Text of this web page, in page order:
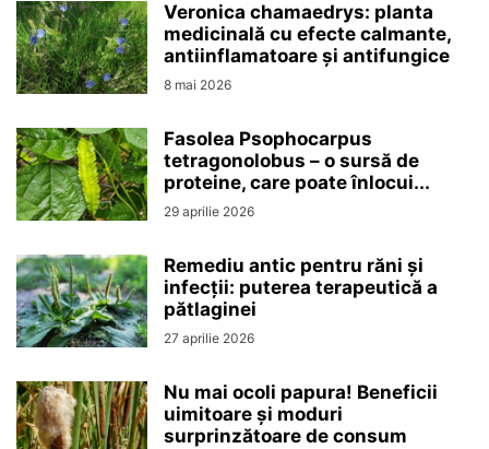
Veronica chamaedrys: planta
medicinală cu efecte calmante,
antiinflamatoare și antifungice
8 mai 2026
Fasolea Psophocarpus
tetragonolobus – o sursă de
proteine, care poate înlocui...
29 aprilie 2026
Remediu antic pentru răni și
infecții: puterea terapeutică a
pătlaginei
27 aprilie 2026
Nu mai ocoli papura! Beneficii
uimitoare și moduri
surprinzătoare de consum